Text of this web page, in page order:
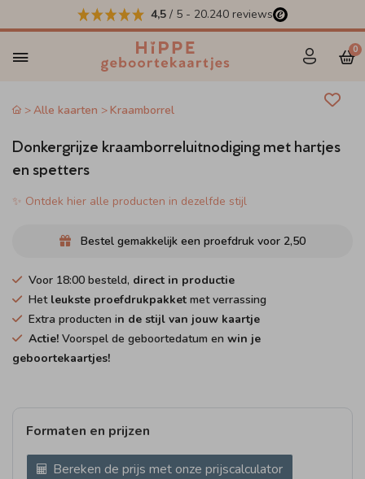
4,5 / 5 - 20.240 reviews
0
Alle kaarten Kraamborrel
Donkergrijze kraamborreluitnodiging met hartjes
en spetters
✨ Ontdek hier alle producten in dezelfde stijl
Bestel gemakkelijk een proefdruk voor 2,50
Voor 18:00 besteld, direct in productie
Het leukste proefdrukpakket met verrassing
Extra producten in de stijl van jouw kaartje
Actie! Voorspel de geboortedatum en win je
geboortekaartjes!
Formaten en prijzen
Bereken de prijs met onze prijscalculator